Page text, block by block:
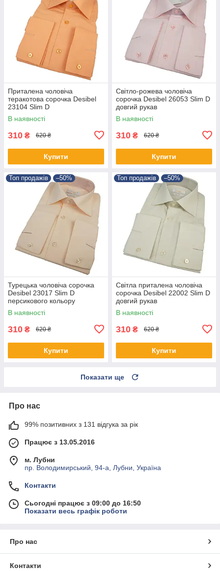
Приталена чоловіча
теракотова сорочка Desibel
23104 Slim D
В наявності
310 ₴ 620 ₴
Купити
Світло-рожева чоловіча
сорочка Desibel 26053 Slim D
довгий рукав
В наявності
310 ₴ 620 ₴
Купити
Топ продажів –50%
Турецька чоловіча сорочка
Desibel 23017 Slim D
персикового кольору
В наявності
310 ₴ 620 ₴
Купити
Топ продажів –50%
Світла приталена чоловіча
сорочка Desibel 22002 Slim D
довгий рукав
В наявності
310 ₴ 620 ₴
Купити
Показати ще
Про нас
99% позитивних з 131 відгука за рік
Працює з 13.05.2016
м. Лубни
пр. Володимирський, 94-а, Лубни, Україна
Контакти
Сьогодні працює з 09:00 до 16:50
Показати весь графік роботи
Про нас
Контакти